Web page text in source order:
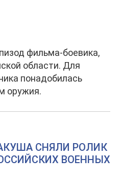
фильма-боевика,
области. Для
понадобилась
оружия.
СНЯЛИ РОЛИК
ВОЕННЫХ